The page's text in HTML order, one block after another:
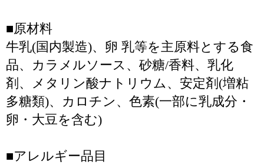
■原材料
牛乳(国内製造)、卵 乳等を主原料とする食
品、カラメルソース、砂糖/香料、乳化
剤、メタリン酸ナトリウム、安定剤(増粘
多糖類)、カロチン、色素(一部に乳成分・
卵・大豆を含む)
■アレルギー品目